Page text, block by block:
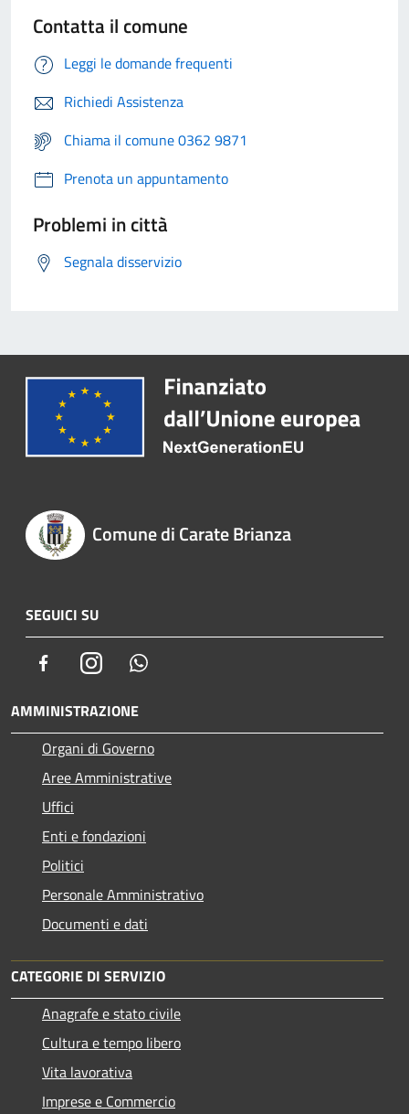
Contatta il comune
Leggi le domande frequenti
Richiedi Assistenza
Chiama il comune 0362 9871
Prenota un appuntamento
Problemi in città
Segnala disservizio
Comune di Carate Brianza
SEGUICI SU
FacebookInstagram
AMMINISTRAZIONE
Organi di Governo
Aree Amministrative
Uffici
Enti e fondazioni
Politici
Personale Amministrativo
Documenti e dati
CATEGORIE DI SERVIZIO
Anagrafe e stato civile
Cultura e tempo libero
Vita lavorativa
Imprese e Commercio